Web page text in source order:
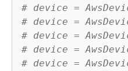
# device =
# device =
# device =
# device =
# device =